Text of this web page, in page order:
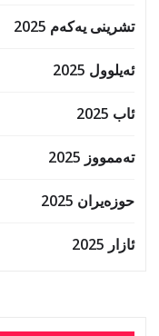
تشرینی یەکەم 2025
ئەیلوول 2025
ئاب 2025
تەممووز 2025
حوزه‌یران 2025
ئازار 2025